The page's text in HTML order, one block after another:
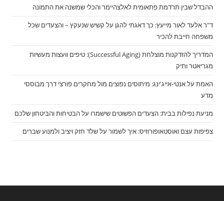
ההבדל שבין תרדמת פתאומית לאלצהיימר והכלי שמשנה את התמונה
ד"ר אלעד לאור מייעץ: כך דאגתי להגן על קשיש שנעקץ – והצעדים שכל
משפחה חייבת להכיר
המדריך להזדקנות מוצלחת (Successful Aging): טיפים וועצות מעשיות
מגריאטר ותיק
האמת על אנטי-אייג'ינג: מיתוסים נפוצים מול מחקרים פורצי דרך מבוססי
מדע
מניעת נפילות בבית: הצעדים הפשוטים שישמרו על הבטיחות והביטחון שלכם
צפיפות עצם ואוסטאופורוזיס: איך לשמור על שלד חזק ויציב ולמנוע שברים